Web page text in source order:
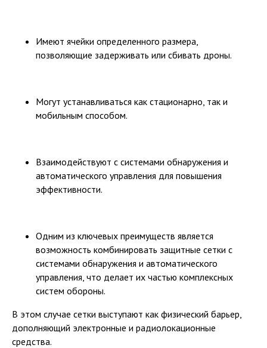
Имеют ячейки определенного размера,
позволяющие задерживать или сбивать дроны.
Могут устанавливаться как стационарно, так и
мобильным способом.
Взаимодействуют с системами обнаружения и
автоматического управления для повышения
эффективности.
Одним из ключевых преимуществ является
возможность комбинировать защитные сетки с
системами обнаружения и автоматического
управления, что делает их частью комплексных
систем обороны.
В этом случае сетки выступают как физический барьер,
дополняющий электронные и радиолокационные
средства.